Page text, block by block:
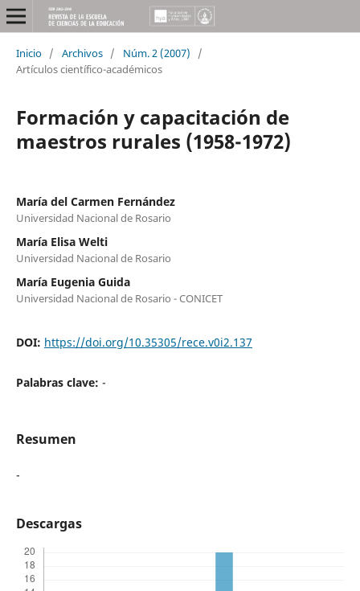
Inicio / Archivos / Núm. 2 (2007)
/
Artículos científico-académicos
Formación y capacitación de
maestros rurales (1958-1972)
María del Carmen Fernández
Universidad Nacional de Rosario
María Elisa Welti
Universidad Nacional de Rosario
María Eugenia Guida
Universidad Nacional de Rosario - CONICET
DOI: https://doi.org/10.35305/rece.v0i2.137
Palabras clave: -
Resumen
-
Descargas